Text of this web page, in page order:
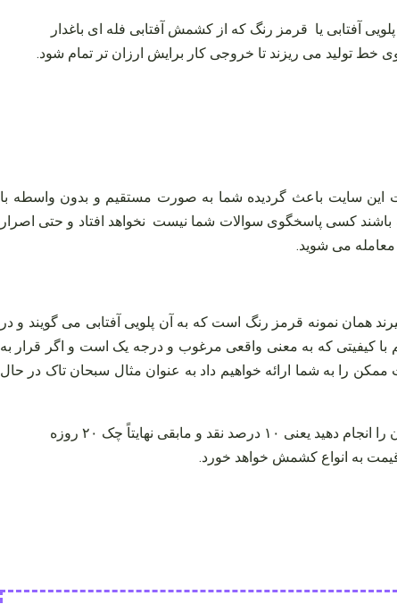
آفتابی یا قرمز رنگ که از کشمش آفتابی فله‌ ای باغدار
این سایت باعث گردیده شما به صورت مستقیم و بدون واسطه با
باشند کسی پاسخگوی سوالات شما نیست نخواهد افتاد و حتی اصرار
می‌ شوید.
همان نمونه قرمز رنگ است که به آن پلویی آفتابی می‌ گویند و در
با کیفیتی که به معنی واقعی مرغوب و درجه یک است و اگر قرار به
ممکن را به شما ارائه خواهیم داد به عنوان مثال سبحان تاک در حال
جالب آنکه اگر قصد خرید ۱۰۰ درصد نقدی را داشته باشید هر کارتونی ۱۵ هزار تومان باز هم تخفیف خواهیم داد ولی اگر خرید عرف آن را انجام دهید یعنی ۱۰ درصد نقد و مابقی نهایتاً چک ۲۰ روزه
به انواع کشمش خواهد خورد.